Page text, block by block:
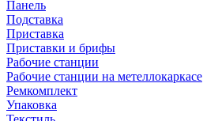
Панель
Подставка
Приставка
Приставки и брифы
Рабочие станции
Рабочие станции на метеллокаркасе
Ремкомплект
Упаковка